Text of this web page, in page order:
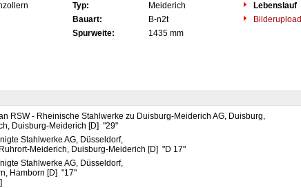
Typ: Meiderich
Lebenslauf
Bauart: B-n2t
Bilderupload
Spurweite: 1435 mm
RSW - Rheinische Stahlwerke zu Duisburg-Meiderich AG, Duisburg,
Duisburg-Meiderich [D] "29"
Stahlwerke AG, Düsseldorf,
Meiderich, Duisburg-Meiderich [D] "D 17"
Stahlwerke AG, Düsseldorf,
Hamborn [D] "17"